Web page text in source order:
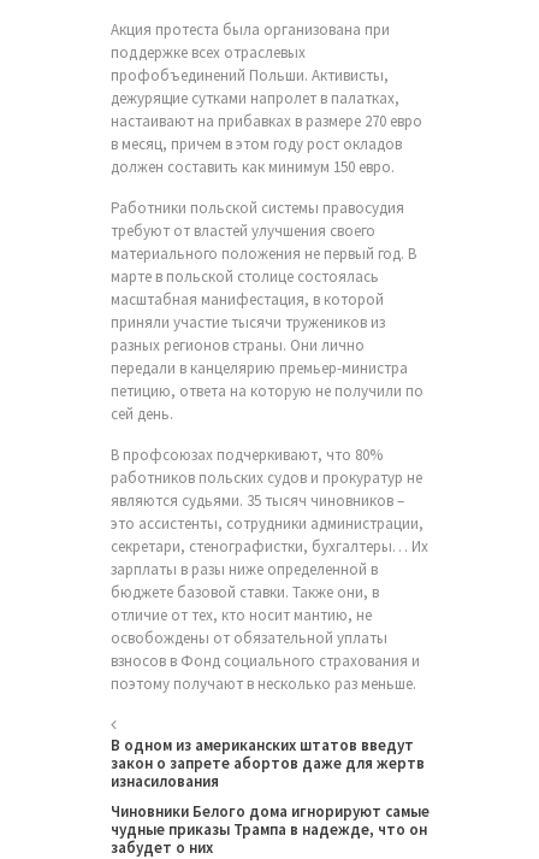
Акция протеста была организована при
поддержке всех отраслевых
профобъединений Польши. Активисты,
дежурящие сутками напролет в палатках,
настаивают на прибавках в размере 270 евро
в месяц, причем в этом году рост окладов
должен составить как минимум 150 евро.
Работники польской системы правосудия
требуют от властей улучшения своего
материального положения не первый год. В
марте в польской столице состоялась
масштабная манифестация, в которой
приняли участие тысячи тружеников из
разных регионов страны. Они лично
передали в канцелярию премьер-министра
петицию, ответа на которую не получили по
сей день.
В профсоюзах подчеркивают, что 80%
работников польских судов и прокуратур не
являются судьями. 35 тысяч чиновников –
это ассистенты, сотрудники администрации,
секретари, стенографистки, бухгалтеры… Их
зарплаты в разы ниже определенной в
бюджете базовой ставки. Также они, в
отличие от тех, кто носит мантию, не
освобождены от обязательной уплаты
взносов в Фонд социального страхования и
поэтому получают в несколько раз меньше.
В одном из американских штатов введут
закон о запрете абортов даже для жертв
изнасилования
Чиновники Белого дома игнорируют самые
чудные приказы Трампа в надежде, что он
забудет о них